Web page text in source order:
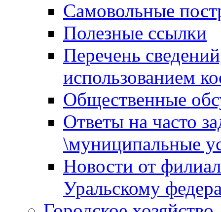
Самовольные
Полезные ссылки
Перечень
использованием
Общественные
Ответы на часто
\муниципальные
Новости от
Уральскому